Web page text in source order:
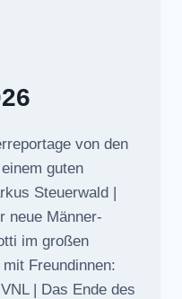
von den
guten
Steuerwald |
neue Männer-
im großen
Freundinnen:
| Das Ende des